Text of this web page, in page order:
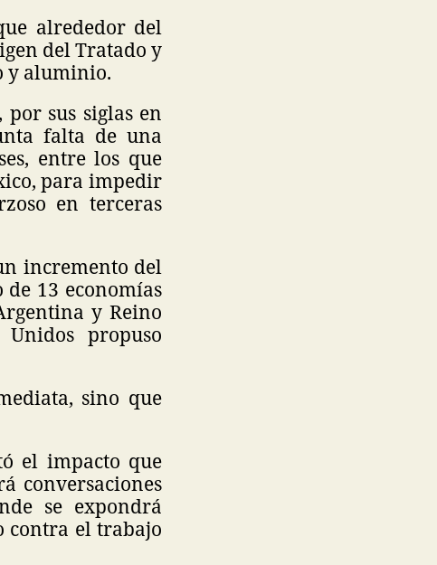
alrededor del
del Tratado y
y aluminio.
por sus siglas en
falta de una
entre los que
para impedir
en terceras
incremento del
13 economías
y Reino
propuso
sino que
el impacto que
conversaciones
se expondrá
contra el trabajo